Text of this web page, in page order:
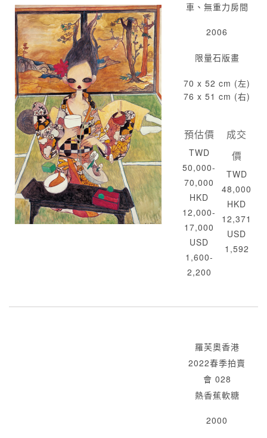
車、無重力房間
2006
限量石版畫
70 x 52 cm (左)
76 x 51 cm (右)
預估價
TWD
50,000-
70,000
HKD
12,000-
17,000
USD
1,600-
2,200
成交
價
TWD
48,000
HKD
12,371
USD
1,592
羅芙奧香港
2022春季拍賣
會 028
熱香蕉軟糖
2000